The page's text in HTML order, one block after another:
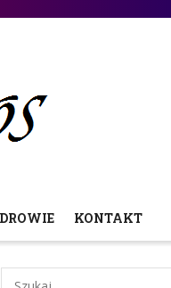
KONTAKT